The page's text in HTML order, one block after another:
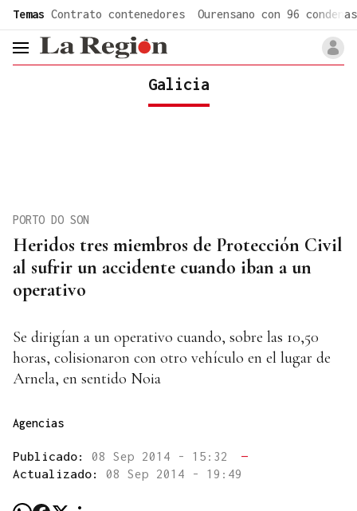
Temas Contrato contenedores Ourensano con 96 condenas
header.menu.open
Galicia
Heridos tres miembros de Protección Civil
al sufrir un accidente cuando iban a un
operativo
PORTO DO SON
Se dirigían a un operativo cuando, sobre las 10,50
horas, colisionaron con otro vehículo en el lugar de
Arnela, en sentido Noia
Agencias
Publicado: 08 Sep 2014 - 15:32
—
Actualizado: 08 Sep 2014 - 19:49